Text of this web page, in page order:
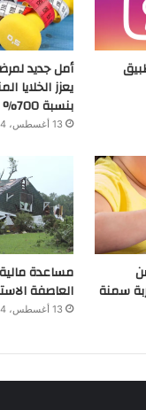
أمل جديد
يعزز الخلايا
بنسبة 700%
13 أغسطس، 2024
سمنة
مساعدة
العاصفة
13 أغسطس، 2024